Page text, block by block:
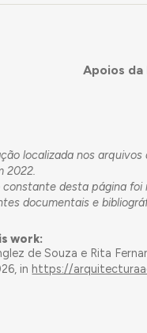
Apoios da
localizada nos
2022.
desta página foi
documentais e
work:
de Souza e Rita
inhttps://